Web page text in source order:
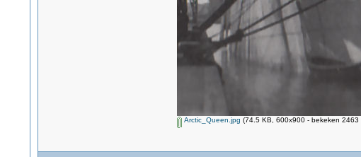
Arctic_Queen.jpg (74.5 KB, 600x900 - bekeken 2463